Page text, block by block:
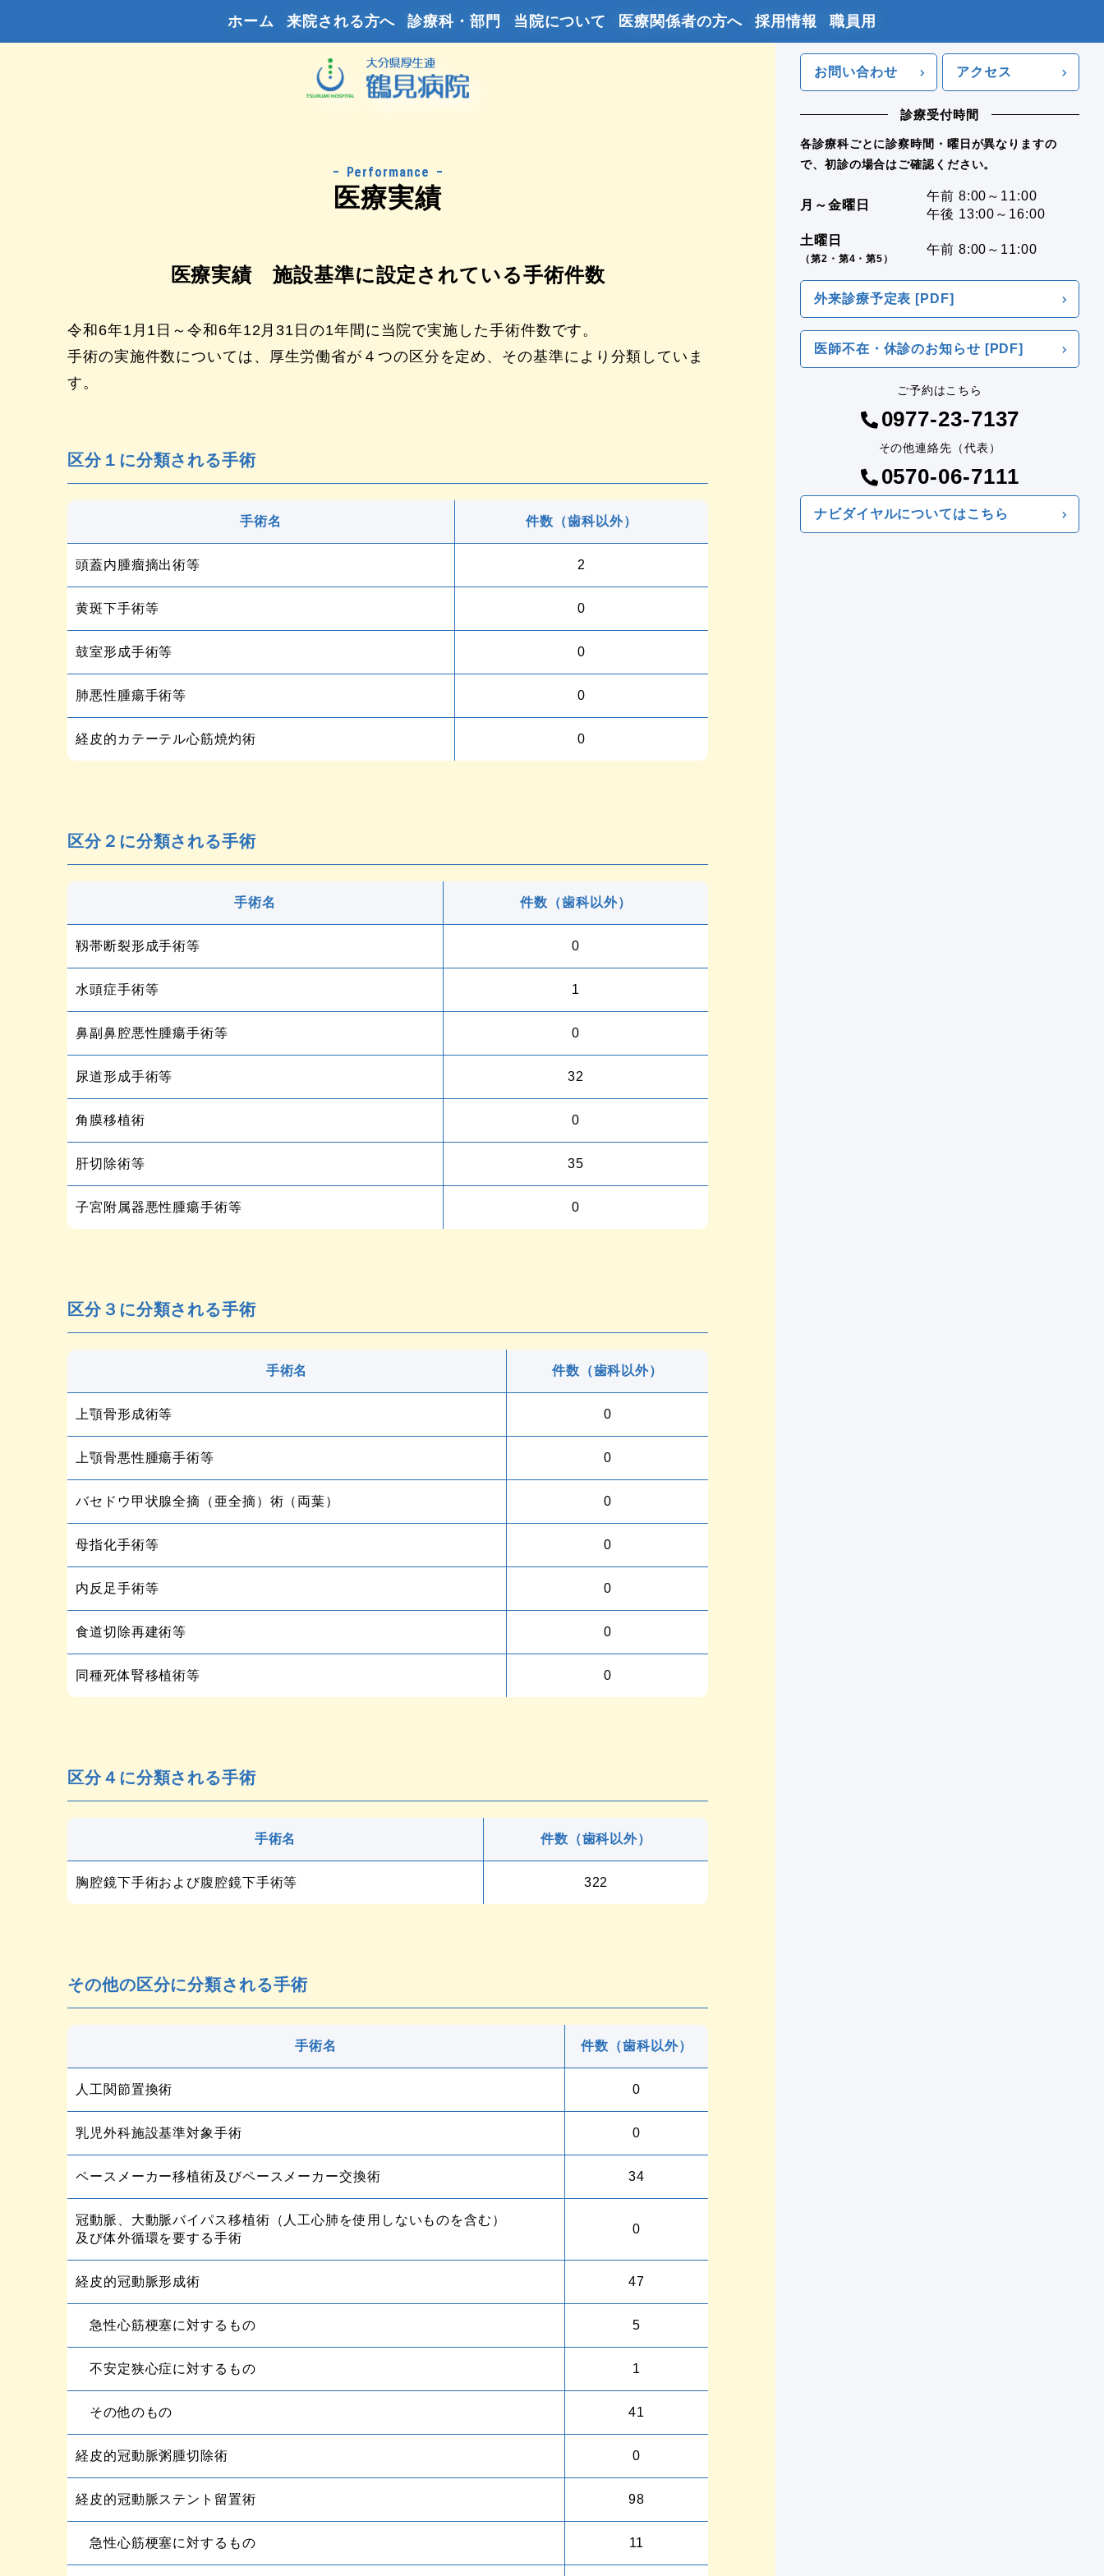
ホーム 来院される方へ 診療科・部門 当院について 医療関係者の方へ 採用情報 職員用
Performance
医療実績
医療実績 施設基準に設定されている手術件数
令和6年1月1日～令和6年12月31日の1年間に当院で実施した手術件数です。
手術の実施件数については、厚生労働省が４つの区分を定め、その基準により分類していま
す。
区分１に分類される手術
手術名 件数（歯科以外）
頭蓋内腫瘤摘出術等 2
黄斑下手術等 0
鼓室形成手術等 0
肺悪性腫瘍手術等 0
経皮的カテーテル心筋焼灼術 0
区分２に分類される手術
手術名 件数（歯科以外）
靱帯断裂形成手術等 0
水頭症手術等 1
鼻副鼻腔悪性腫瘍手術等 0
尿道形成手術等 32
角膜移植術 0
肝切除術等 35
子宮附属器悪性腫瘍手術等 0
区分３に分類される手術
手術名 件数（歯科以外）
上顎骨形成術等 0
上顎骨悪性腫瘍手術等 0
バセドウ甲状腺全摘（亜全摘）術（両葉） 0
母指化手術等 0
内反足手術等 0
食道切除再建術等 0
同種死体腎移植術等 0
区分４に分類される手術
手術名 件数（歯科以外）
胸腔鏡下手術および腹腔鏡下手術等 322
その他の区分に分類される手術
手術名 件数（歯科以外）
人工関節置換術 0
乳児外科施設基準対象手術 0
ペースメーカー移植術及びペースメーカー交換術 34
冠動脈、大動脈バイパス移植術（人工心肺を使用しないものを含む）
及び体外循環を要する手術
0
経皮的冠動脈形成術 47
急性心筋梗塞に対するもの 5
不安定狭心症に対するもの 1
その他のもの 41
経皮的冠動脈粥腫切除術 0
経皮的冠動脈ステント留置術 98
急性心筋梗塞に対するもの 11
お問い合わせ アクセス
診療受付時間
各診療科ごとに診察時間・曜日が異なりますの
で、初診の場合はご確認ください。
月～金曜日
午前 8:00～11:00
午後 13:00～16:00
土曜日
（第2・第4・第5）
午前 8:00～11:00
外来診療予定表 [PDF]
医師不在・休診のお知らせ [PDF]
ご予約はこちら
0977-23-7137
その他連絡先（代表）
0570-06-7111
ナビダイヤルについてはこちら